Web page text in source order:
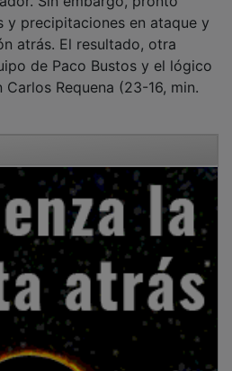
precipitaciones en ataque y
atrás. El resultado, otra
de Paco Bustos y el lógico
Requena (23-16, min.